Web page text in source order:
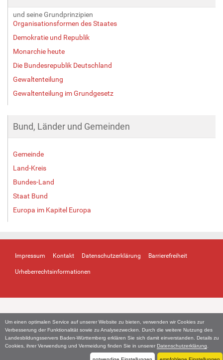
Um einen optimalen Service auf unserer Website zu bieten, verwenden wir Cookies zur
Verbesserung der Funktionalität sowie zu Analysezwecken. Durch die weitere Nutzung des
Landesbildungsservers Baden-Württemberg erklären Sie sich damit einverstanden. Details zu
Cookies, ihrer Verwendung und Vermeidung finden Sie in unserer Datenschutzerklärung
und seine Grundprinzipien
Organisationsformen des Staates
Demokratie und Republik
Monarchie heute
Die Bundesrepublik Deutschland
Gewaltenteilung
Gewaltenteilung im Grundgesetz
Bund, Länder und Gemeinden
Gemeinde
Land-Kreis
Bundes-Land
Staat Bund
Europa im Kapitel Europa
Impressum Kontakt Datenschutzerklärung Barrierefreiheit
Urheberrechtsinformationen